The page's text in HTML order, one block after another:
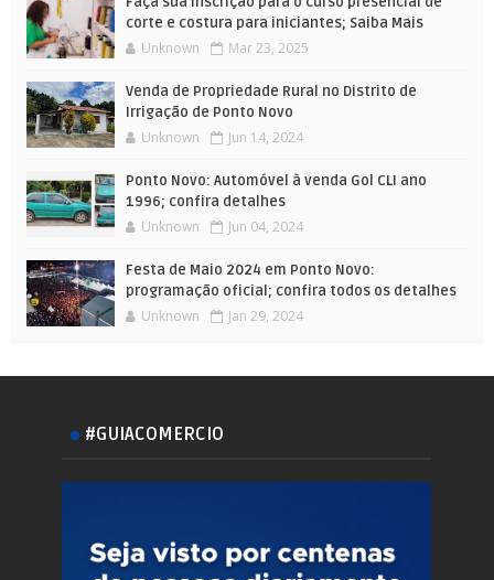
corte e costura para iniciantes; Saiba Mais
Unknown Mar 23, 2025
Venda de Propriedade Rural no Distrito de
Irrigação de Ponto Novo
Unknown Jun 14, 2024
Ponto Novo: Automóvel à venda Gol CLI ano
1996; confira detalhes
Unknown Jun 04, 2024
Festa de Maio 2024 em Ponto Novo:
programação oficial; confira todos os detalhes
Unknown Jan 29, 2024
#GUIACOMERCIO